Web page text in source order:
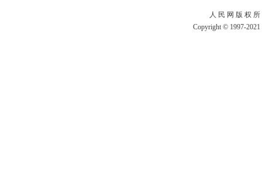
人 民 网 版 权
Copyright © 1997-2021